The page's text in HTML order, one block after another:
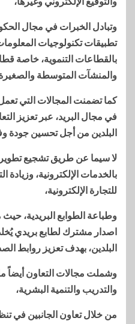
وتبادل الخبرات في مجال
تطبيقات تكنولوجيات
بالقطاعات التنموية، خاصة
والمنشآت المتوسطة
كما تضمنت المجالات التي تعمل
في مجال البريد، عبر تعزيز
البلدين من أجل تحسين جودة
لا سيما عن طريق تشجيع
بالخدمات الإلكترونية، وزيادة
للتجارة الإلكترونية،
وطباعة الطوابع البريدية،
اصدار مشترك لطابع بريدي
البلدين، بهدف تعزيز روابط
وشملت مجالات التعاون أيضاً
والتدريب والتنمية البشرية،
من خلال تعاون الجانبين في